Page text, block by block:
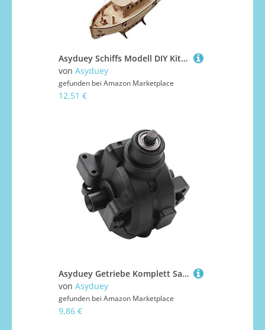
Asyduey Schiffs Modell DIY Kits Segel Boot 1:30 Skala Dekoration Spielzeug Geschenk
von Asyduey
gefunden bei Amazon Marketplace
12,51 €
Asyduey Getriebe Komplett Satz Antrieb & Getriebe für 1:10 RC Auto Teile 02024 02051 02030 03015 94123 94106 94107 94108, Front Getriebe
von Asyduey
gefunden bei Amazon Marketplace
9,86 €